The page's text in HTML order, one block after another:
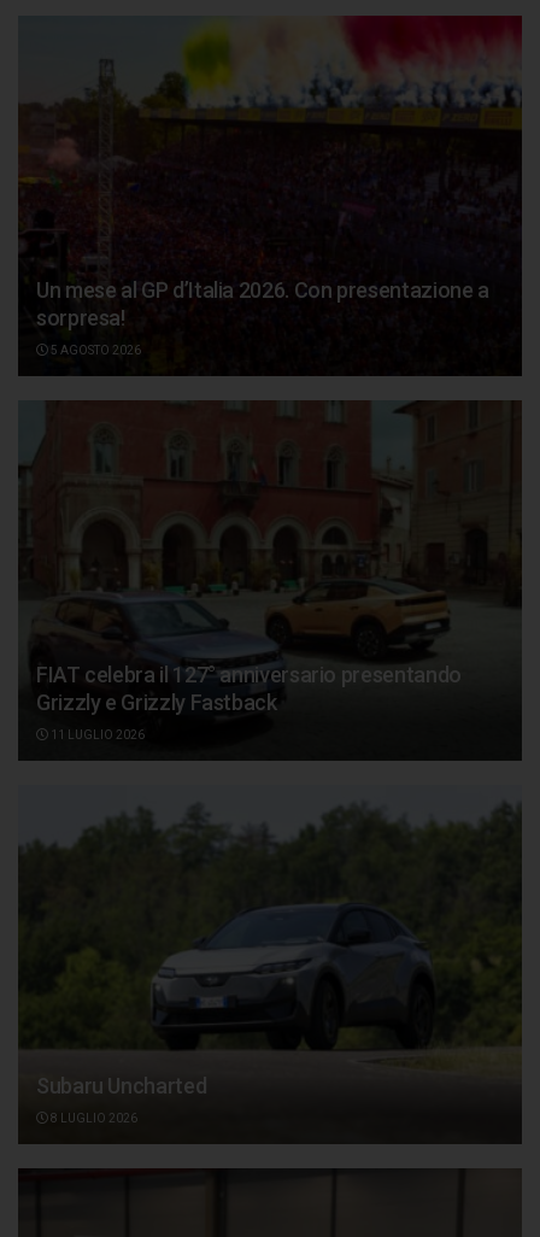
Un mese al GP d’Italia 2026. Con presentazione a
sorpresa!
5 AGOSTO 2026
FIAT celebra il 127° anniversario presentando
Grizzly e Grizzly Fastback
11 LUGLIO 2026
Subaru Uncharted
8 LUGLIO 2026